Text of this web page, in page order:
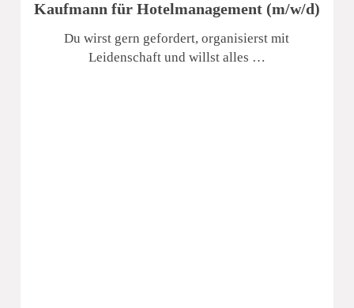
Kaufmann für Hotelmanagement (m/w/d)
Du wirst gern gefordert, organisierst mit
Leidenschaft und willst alles …